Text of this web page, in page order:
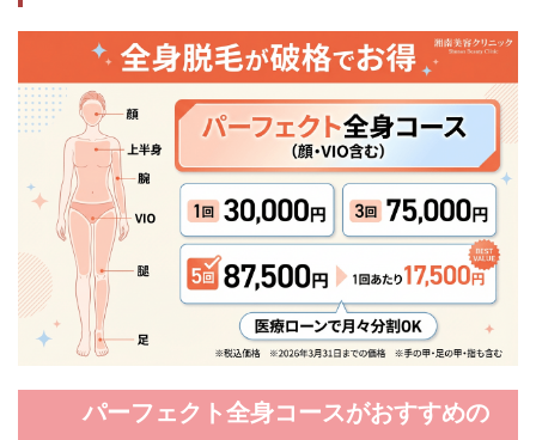
パーフェクト全身コースがおすすめの